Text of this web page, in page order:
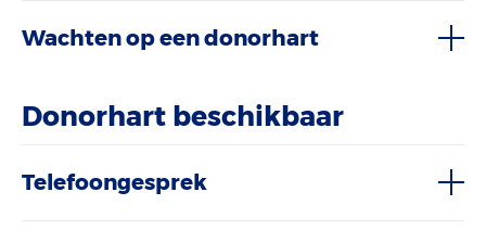
Wachten op een donorhart
Donorhart beschikbaar
Telefoongesprek